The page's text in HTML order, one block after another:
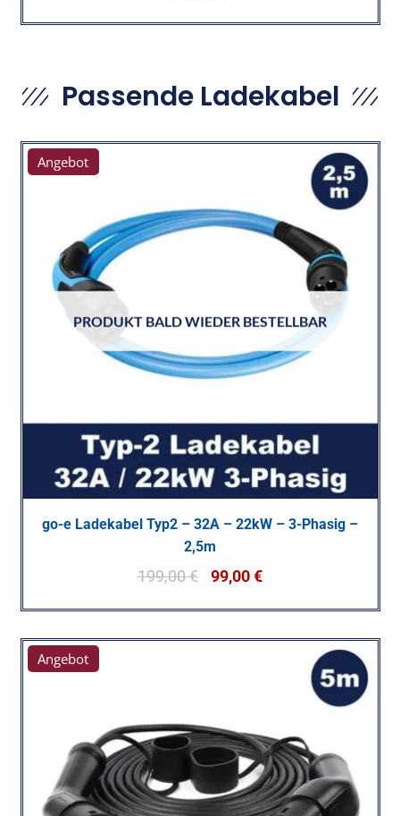
Passende Ladekabel
Angebot
PRODUKT BALD WIEDER BESTELLBAR
go-e Ladekabel Typ2 – 32A – 22kW – 3-Phasig –
2,5m
199,00€ 99,00€
Angebot